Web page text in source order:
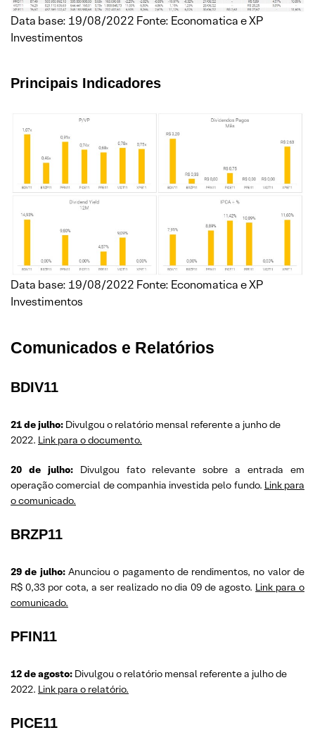
Data base: 19/08/2022 Fonte: Economatica e XP
Investimentos
Principais Indicadores
Data base: 19/08/2022 Fonte: Economatica e XP
Investimentos
Comunicados e Relatórios
BDIV11
21 de julho: Divulgou o relatório mensal referente a junho de
2022. Link para o documento.
20 de julho:Divulgou fato relevante sobre a entrada em
operação comercial de companhia investida pelo fundo. Link para
o comunicado.
BRZP11
29 de julho:Anunciou o pagamento de rendimentos, no valor de
R$ 0,33 por cota, a ser realizado no dia 09 de agosto. Link para o
comunicado.
PFIN11
12 de agosto: Divulgou o relatório mensal referente a julho de
2022. Link para o relatório.
PICE11